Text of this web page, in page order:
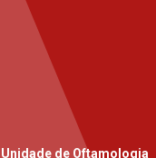
Unidade de Oftamologia